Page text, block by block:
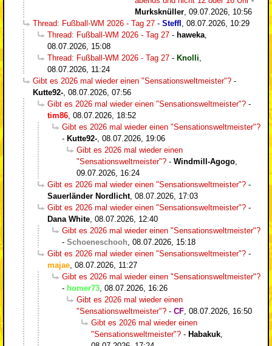
Murksknüller, 09.07.2026, 10:56
Thread: Fußball-WM 2026 - Tag 27 - Steffl , 08.07.2026, 10:29
Thread: Fußball-WM 2026 - Tag 27 - haweka,
08.07.2026, 15:08
Thread: Fußball-WM 2026 - Tag 27 - Knolli,
08.07.2026, 11:24
Gibt es 2026 mal wieder einen "Sensationsweltmeister"? -
Kutte92-, 08.07.2026, 07:56
Gibt es 2026 mal wieder einen "Sensationsweltmeister"? -
tim86, 08.07.2026, 18:52
Gibt es 2026 mal wieder einen "Sensationsweltmeister"?
- Kutte92-, 08.07.2026, 19:06
Gibt es 2026 mal wieder einen
"Sensationsweltmeister"? - Windmill-Agogo,
09.07.2026, 16:24
Gibt es 2026 mal wieder einen "Sensationsweltmeister"? -
Sauerländer Nordlicht, 08.07.2026, 17:03
Gibt es 2026 mal wieder einen "Sensationsweltmeister"? -
Dana White, 08.07.2026, 12:40
Gibt es 2026 mal wieder einen "Sensationsweltmeister"?
- Schoeneschooh, 08.07.2026, 15:18
Gibt es 2026 mal wieder einen "Sensationsweltmeister"? -
majae, 08.07.2026, 11:27
Gibt es 2026 mal wieder einen "Sensationsweltmeister"?
- homer73, 08.07.2026, 16:26
Gibt es 2026 mal wieder einen
"Sensationsweltmeister"? - CF, 08.07.2026, 16:50
Gibt es 2026 mal wieder einen
"Sensationsweltmeister"? - Habakuk,